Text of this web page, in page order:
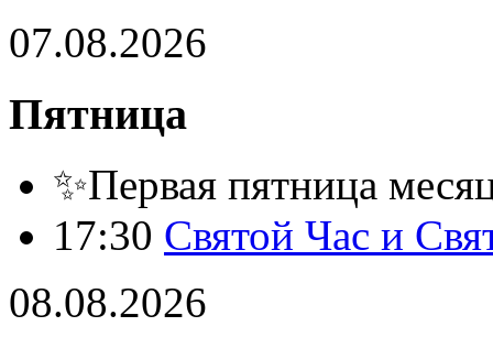
07.08.2026
Пятница
✨Первая пятница
17:30 Святой Час и
08.08.2026